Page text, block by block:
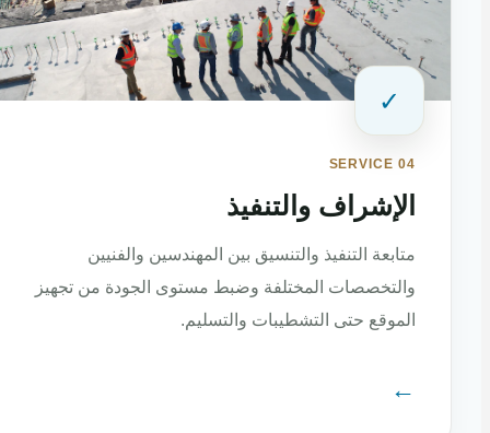
✓
SERVICE 04
الإشراف والتنفيذ
متابعة التنفيذ والتنسيق بين المهندسين والفنيين
والتخصصات المختلفة وضبط مستوى الجودة من تجهيز
الموقع حتى التشطيبات والتسليم.